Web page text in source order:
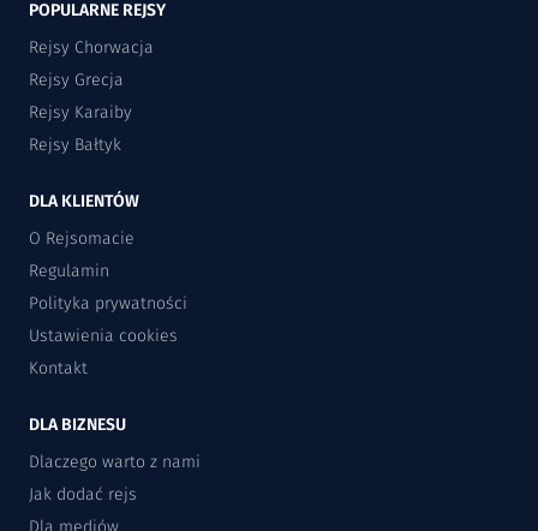
POPULARNE REJSY
Rejsy Chorwacja
Rejsy Grecja
Rejsy Karaiby
Rejsy Bałtyk
DLA KLIENTÓW
O Rejsomacie
Regulamin
Polityka prywatności
Ustawienia cookies
Kontakt
DLA BIZNESU
Dlaczego warto z nami
Jak dodać rejs
Dla mediów